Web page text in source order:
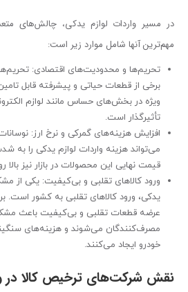
در مسیر واردات لوازم یدکی، چالش‌های
مهم‌ترین آنها شامل موارد زیر است:
تحریم‌ها و محدودیت‌های اقتصادی:
برخی از قطعات حیاتی و پیشرفته قابل
ویژه در بخش‌های حساس مانند لوازم
تأثیرگذار است.
افزایش هزینه‌های گمرکی و نرخ ارز:
می‌تواند هزینه واردات لوازم یدکی را به
قیمت نهایی این محصولات در بازار نیز بالا
ورود کالاهای تقلبی و بی‌کیفیت: یکی از
یدکی، ورود کالاهای تقلبی به کشور است.
عرضه قطعات تقلبی و بی‌کیفیت باعث
مصرف‌کنندگان می‌شوند و هزینه‌های
خودرو ایجاد می‌کنند.
نقش شرکت‌های ترخیص کالا در